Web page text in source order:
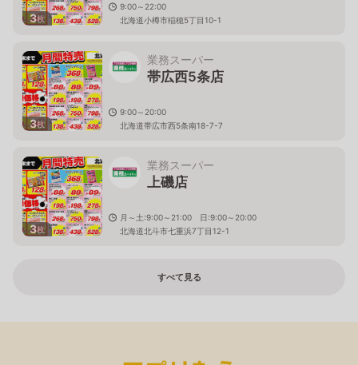
3枚
9:00～22:00
北海道小樽市稲穂5丁目10-1
3枚
業務スーパー
帯広西5条店
9:00～20:00
北海道帯広市西5条南18-7-7
3枚
業務スーパー
上磯店
月～土:9:00～21:00 日:9:00～20:00
北海道北斗市七重浜7丁目12-1
すべて見る